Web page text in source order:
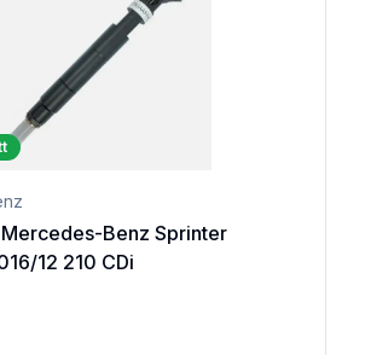
Benz Sprinter
12 210 CDi